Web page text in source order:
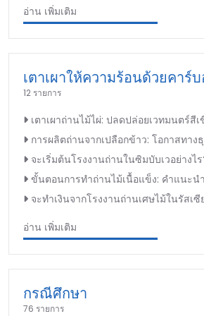
อ่าน เพิ่มเติม
เตาเผาให้ความร้อนด้วยคาร์
12 รายการ
เตาเผาถ่านไม้ไผ่: ปลดปล่อยเวทมนตร์สี
การผลิตถ่านจากเปลือกข้าว: โอกาสทาง
จะเริ่มต้นโรงงานถ่านในซิมบับเวอย่างไ
ขั้นตอนการทำถ่านไม้เนื้อแข็ง: คำแนะ
จะทำเงินจากโรงงานถ่านเศษไม้ในรัสเซี
อ่าน เพิ่มเติม
กรณีศึกษา
76 รายการ